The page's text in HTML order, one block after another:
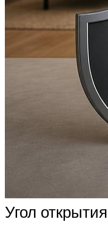
Угол